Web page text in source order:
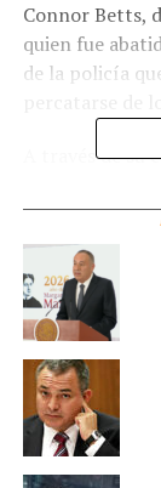
Connor Betts,
quien fue
de la policía
A través de
fallecimiento
traslado de
murió y otras 9
16 heridos han
Sin embargo,
las personas
médica en